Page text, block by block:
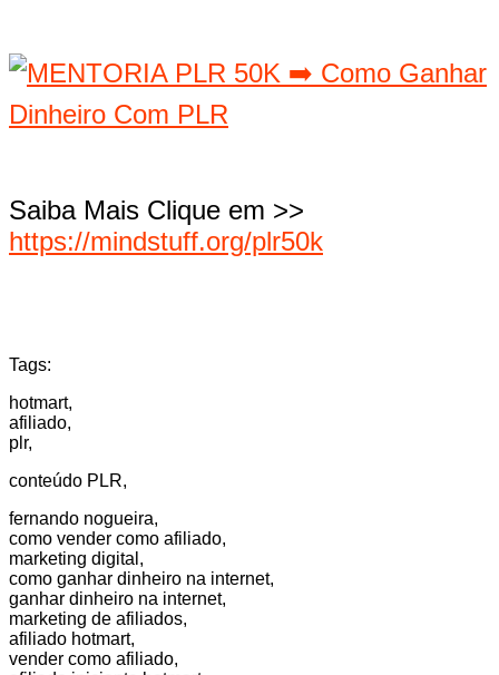
Saiba Mais Clique em >>
https://mindstuff.org/plr50k
Tags:
hotmart,
afiliado,
plr,
conteúdo PLR,
fernando nogueira,
como vender como afiliado,
marketing digital,
como ganhar dinheiro na internet,
ganhar dinheiro na internet,
marketing de afiliados,
afiliado hotmart,
vender como afiliado,